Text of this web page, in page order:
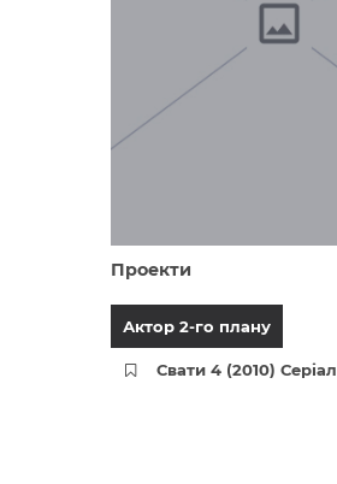
Проекти
Актор 2-го плану
Свати 4 (2010) Серіал